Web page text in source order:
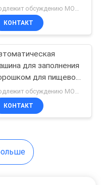
весом 10-
кг
Подлежит обсуждению MOQ:1set
КОНТАКТ
для заполнения
для пищевой
10-50
Подлежит обсуждению MOQ:1set
КОНТАКТ